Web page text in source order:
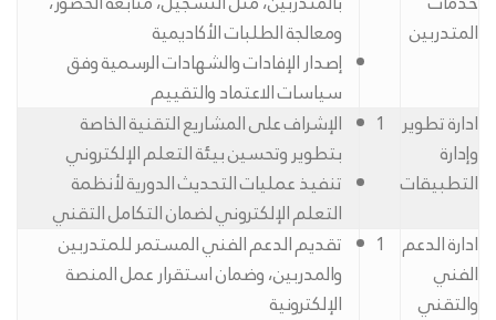
المتدربين
ومعالجة الطلبات الأكاديمية
إصدار الإفادات والشهادات الرسمية وفق
سياسات الاعتماد والتقييم
ادارة تطوير
وإدارة
التطبيقات
1
الإشراف على المشاريع التقنية الخاصة
بتطوير وتحسين بيئة التعلم الإلكتروني
تنفيذ عمليات التحديث الدورية لأنظمة
التعلم الإلكتروني لضمان التكامل التقني
ادارة الدعم
الفني
والتقني
1
تقديم الدعم الفني المستمر للمتدربين
والمدربين، وضمان استقرار عمل المنصة
الإلكترونية